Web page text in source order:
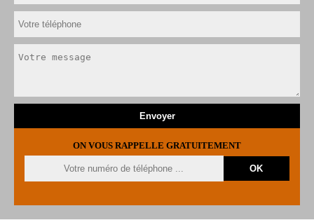
ON VOUS RAPPELLE GRATUITEMENT